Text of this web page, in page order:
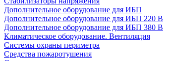
Дополнительное оборудование для ИБП
Дополнительное оборудование для ИБП 220 В
Дополнительное оборудование для ИБП 380 В
Климатическое оборудование. Вентиляция
Системы охраны периметра
Средства пожаротушения